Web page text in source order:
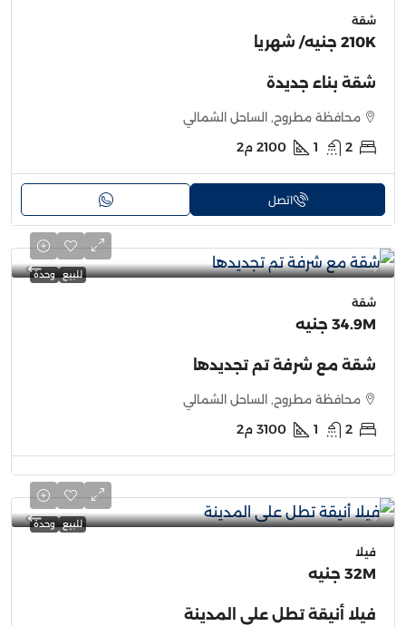
شقة
210K جنيه / شهريا
شقة بناء جديدة
محافظة مطروح, الساحل الشمالي
2
1
2100 م2
اتصل
للبيع وحدة
شقة
34.9M جنيه
شقة مع شرفة تم تجديدها
محافظة مطروح, الساحل الشمالي
2
1
3100 م2
للبيع وحدة
فيلا
32M جنيه
فيلا أنيقة تطل على المدينة